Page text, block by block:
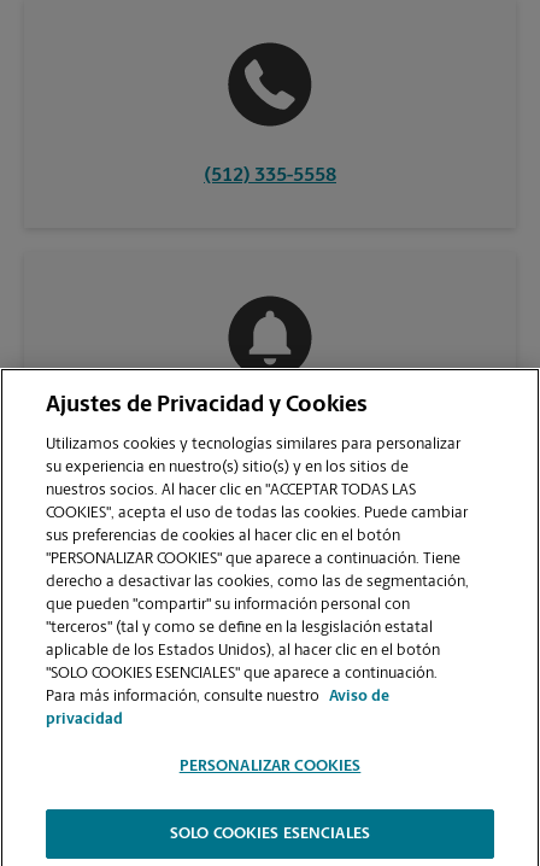
(512) 335-5558
VER LA PÁGINA DE LA TIENDA
2026.
The UPS Store | Aviso de Privacidad | Términos de Uso del Sitio Web |
Ajustes de Privacidad y Cookies
Utilizamos cookies y tecnologías similares para personalizar
su experiencia en nuestro(s) sitio(s) y en los sitios de
nuestros socios. Al hacer clic en "ACCEPTAR TODAS LAS
COOKIES", acepta el uso de todas las cookies. Puede cambiar
sus preferencias de cookies al hacer clic en el botón
"PERSONALIZAR COOKIES" que aparece a continuación. Tiene
derecho a desactivar las cookies, como las de segmentación,
que pueden "compartir" su información personal con
"terceros" (tal y como se define en la lesgislación estatal
aplicable de los Estados Unidos), al hacer clic en el botón
"SOLO COOKIES ESENCIALES" que aparece a continuación.
Para más información, consulte nuestro
Aviso de
privacidad
PERSONALIZAR COOKIES
SOLO COOKIES ESENCIALES